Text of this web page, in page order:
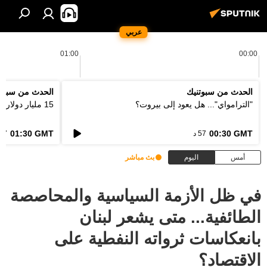
عربي
00:00
01:00
الحدث من سبوتنيك
"الترامواي"... هل يعود إلى بيروت؟
00:30 GMT 57 د
الحدث من
15 مليار دولار... كيف ستعالج اوروبا فاتورة الحرائق؟
01:30 GMT
57
أمس اليوم بث مباشر
في ظل الأزمة السياسية والمحاصصة
الطائفية... متى يشعر لبنان
بانعكاسات ثرواته النفطية على
الاقتصاد؟